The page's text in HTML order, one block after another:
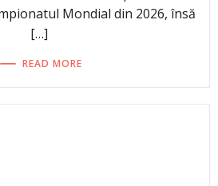
Mondial din 2026, însă
[…]
READ MORE